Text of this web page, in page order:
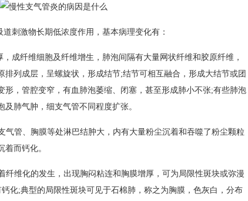
激物长期低浓度作用，基本病理变化有：
纤维细胞及纤维增生，肺泡间隔有大量网状纤维和胶原纤维，
列成层，呈螺旋状，形成结节;结节可相互融合，形成大结节或团
形，管腔变窄，有血肺泡萎缩、闭塞，甚至形成肺小不张;有些肺泡
肺气肿，细支气管不同程度扩张。
管、胸膜等处淋巴结肿大，内有大量粉尘沉着和吞噬了粉尘颗粒
而钙化。
维化的发生，出现胸闷粘连和胸膜增厚，可为局限性斑块或弥漫
化;典型的局限性斑块可见于石棉肺，称之为胸膜，色灰白，分布